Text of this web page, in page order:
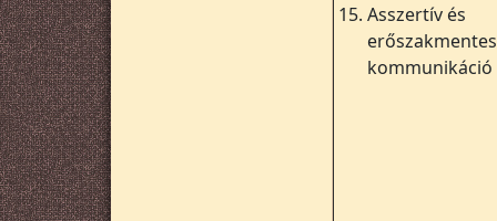
15. Asszertív és
erőszakmentes
kommunikáció